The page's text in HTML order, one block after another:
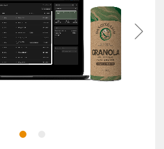
1